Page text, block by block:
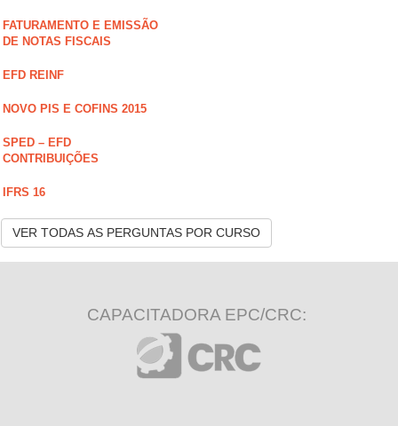
FATURAMENTO E EMISSÃO
DE NOTAS FISCAIS
EFD REINF
NOVO PIS E COFINS 2015
SPED – EFD
CONTRIBUIÇÕES
IFRS 16
VER TODAS AS PERGUNTAS POR CURSO
CAPACITADORA EPC/CRC: